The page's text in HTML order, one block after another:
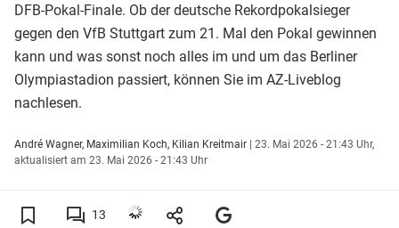
DFB-Pokal-Finale. Ob der deutsche Rekordpokalsieger
gegen den VfB Stuttgart zum 21. Mal den Pokal gewinnen
kann und was sonst noch alles im und um das Berliner
Olympiastadion passiert, können Sie im AZ-Liveblog
nachlesen.
André Wagner, Maximilian Koch, Kilian Kreitmair | 23. Mai 2026 - 21:43 Uhr,
aktualisiert am 23. Mai 2026 - 21:43 Uhr
13